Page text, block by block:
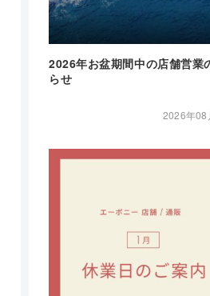
2026年お盆期間中の店舗営業
らせ
2026年08